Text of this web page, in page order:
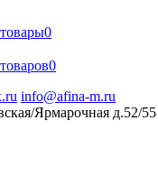
0
0
info@afina-m.ru
Ярмарочная д.52/